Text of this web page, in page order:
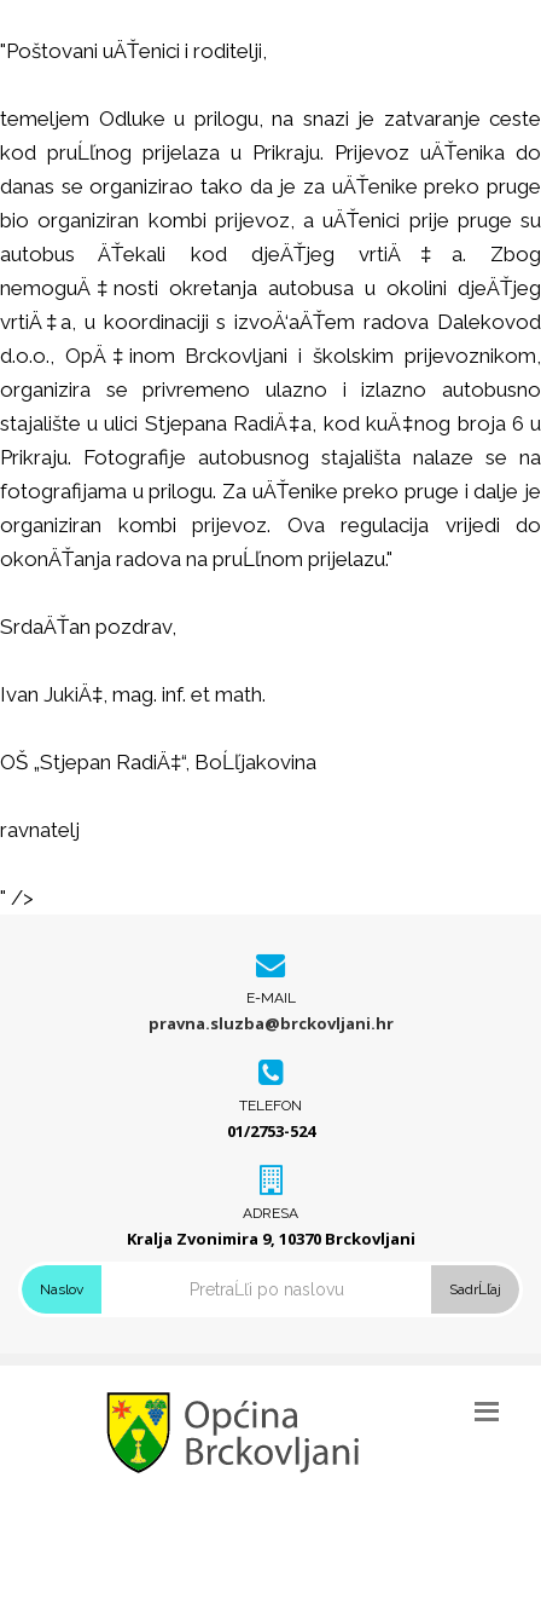
"Poštovani uÄŤenici i roditelji,
temeljem Odluke u prilogu, na snazi je zatvaranje ceste
kod pruĹľnog prijelaza u Prikraju. Prijevoz uÄŤenika do
danas se organizirao tako da je za uÄŤenike preko pruge
bio organiziran kombi prijevoz, a uÄŤenici prije pruge su
autobus ÄŤekali kod djeÄŤjeg vrtiÄ‡a. Zbog
nemoguÄ‡nosti okretanja autobusa u okolini djeÄŤjeg
vrtiÄ‡a, u koordinaciji s izvoÄ‘aÄŤem radova Dalekovod
d.o.o., OpÄ‡inom Brckovljani i školskim prijevoznikom,
organizira se privremeno ulazno i izlazno autobusno
stajalište u ulici Stjepana RadiÄ‡a, kod kuÄ‡nog broja 6 u
Prikraju. Fotografije autobusnog stajališta nalaze se na
fotografijama u prilogu. Za uÄŤenike preko pruge i dalje je
organiziran kombi prijevoz. Ova regulacija vrijedi do
okonÄŤanja radova na pruĹľnom prijelazu."
SrdaÄŤan pozdrav,
Ivan JukiÄ‡, mag. inf. et math.
OŠ „Stjepan RadiÄ‡“, BoĹľjakovina
ravnatelj
" />
E-MAIL
pravna.sluzba@brckovljani.hr
TELEFON
01/2753-524
ADRESA
Kralja Zvonimira 9, 10370 Brckovljani
Naslov SadrĹľaj